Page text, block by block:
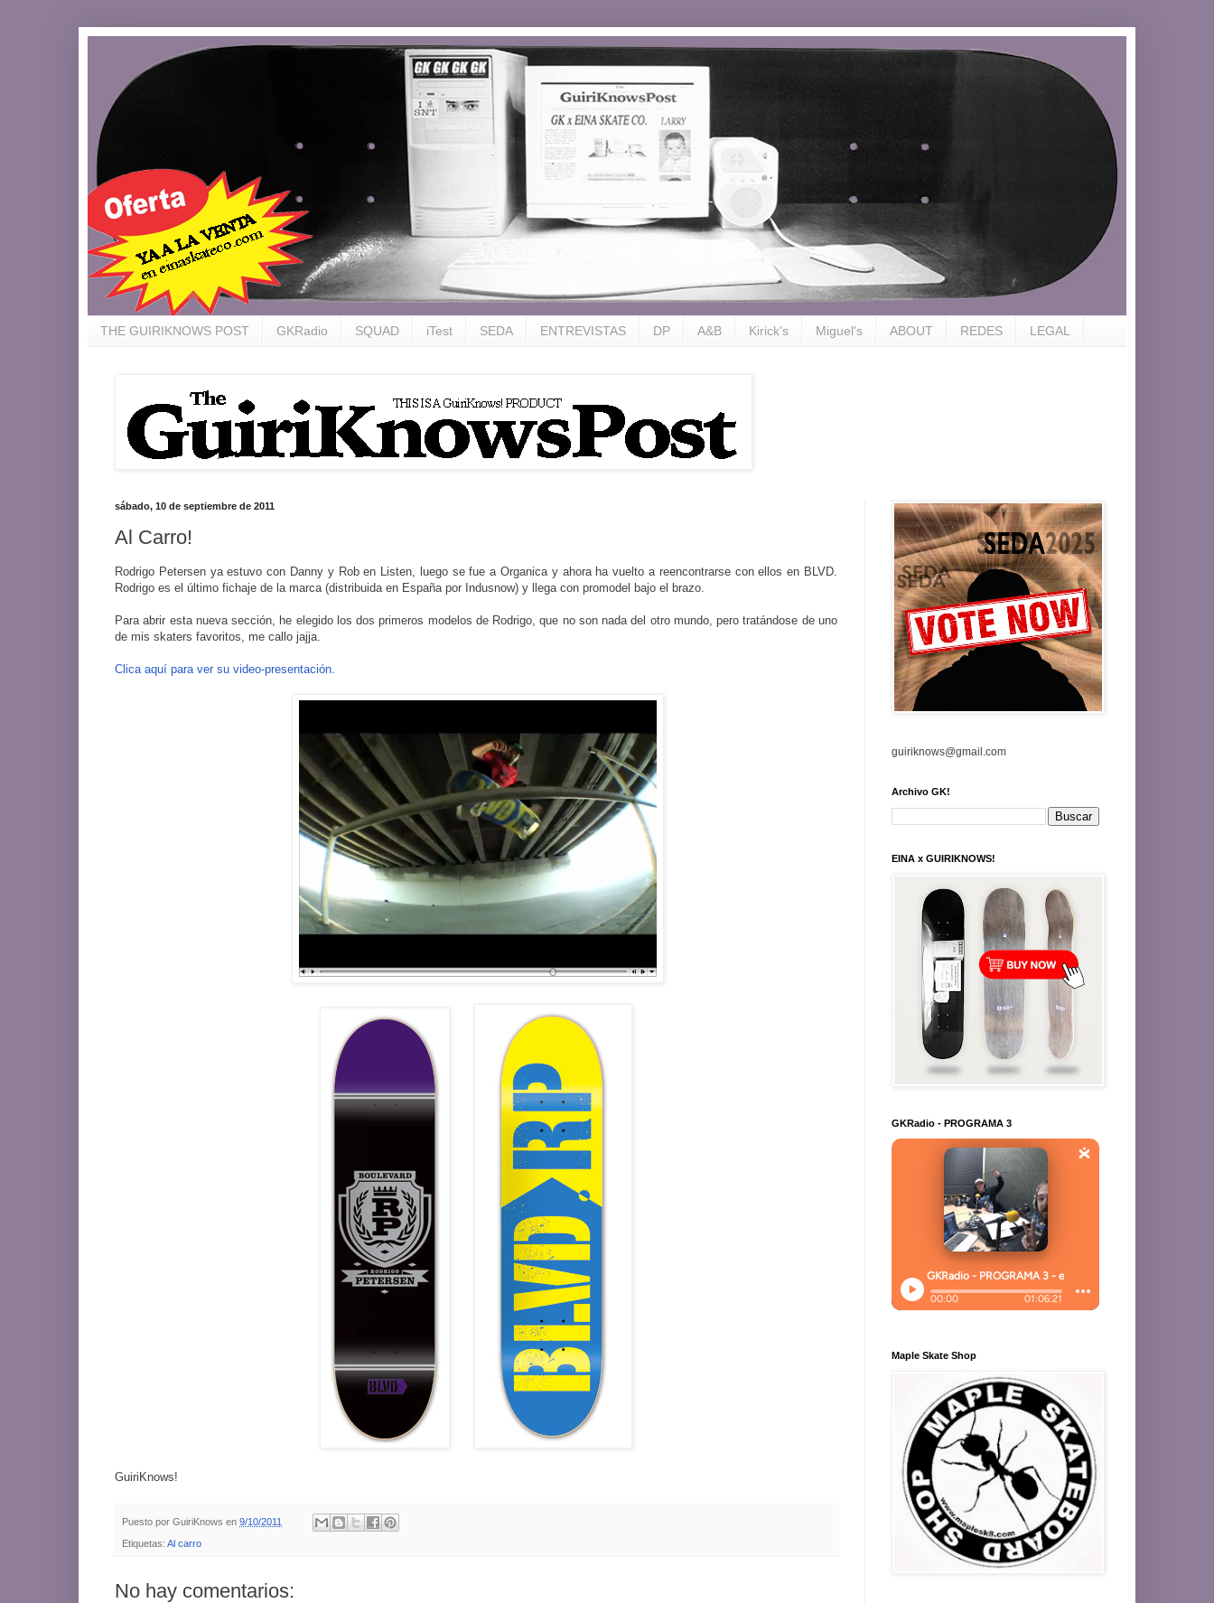
THE GUIRIKNOWS POST GKRadio SQUAD iTest SEDA ENTREVISTAS DP A&B Kirick's Miguel's ABOUT REDES LEGAL
sábado, 10 de septiembre de 2011
Al Carro!
Rodrigo Petersen ya estuvo con Danny y Rob en Listen, luego se fue a Organica y ahora ha vuelto a reencontrarse con ellos en BLVD.
Rodrigo es el último fichaje de la marca (distribuida en España por Indusnow) y llega con promodel bajo el brazo.
Para abrir esta nueva sección, he elegido los dos primeros modelos de Rodrigo, que no son nada del otro mundo, pero tratándose de uno
de mis skaters favoritos, me callo jajja.
Clica aquí para ver su video-presentación.
GuiriKnows!
Puesto por GuiriKnows en 9/10/2011
Etiquetas: Al carro
No hay comentarios:
guiriknows@gmail.com
Archivo GK!
EINA x GUIRIKNOWS!
GKRadio - PROGRAMA 3
Maple Skate Shop